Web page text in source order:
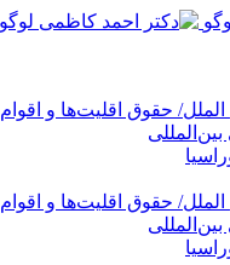
حقوق اقلیت‌ها و اقوام
حقوق اقلیت‌ها و اقوام